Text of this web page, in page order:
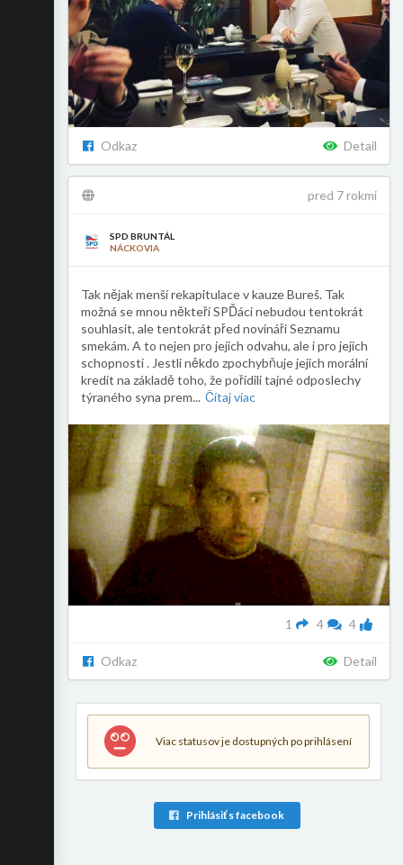
Odkaz Detail
pred 7 rokmi
SPD BRUNTÁL
NÁCKOVIA
Tak nějak menší rekapitulace v kauze Bureš. Tak
možná se mnou někteří SPĎáci nebudou tentokrát
souhlasit, ale tentokrát před novináři Seznamu
smekám. A to nejen pro jejich odvahu, ale i pro jejich
schopnosti . Jestli někdo zpochybňuje jejich morální
kredit na základě toho, že pořídili tajné odposlechy
týraného syna prem... Čítaj viac
4
4
1
Odkaz Detail
Viac statusov je dostupných po prihlásení
Prihlásiť s facebook